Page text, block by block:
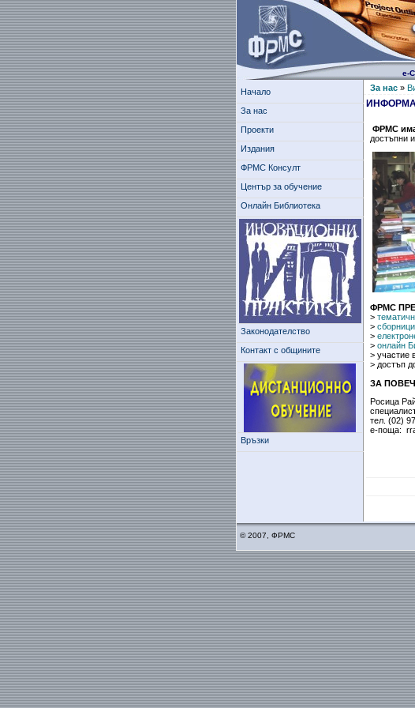
е-
Начало
За нас
Проекти
Издания
ФРМС Консулт
Център за обучение
Онлайн Библиотека
Законодателство
Контакт с общините
Връзки
За нас»
ФРМС има
достъпни
ФРМС
>
>
>
> онлайн
> участие
> достъп
ЗА
Росица
тел. (02)
е-поща:
© 2007, ФРМС